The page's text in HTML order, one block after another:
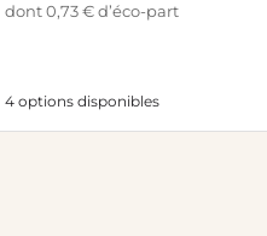
dont 0,73 € d’éco-part
4 options disponibles